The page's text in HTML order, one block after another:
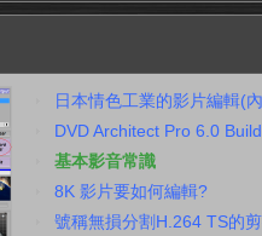
日本情色工業的影片編輯(
DVD Architect Pro 6.0
基本影音常識
8K 影片要如何編輯?
號稱無損分割H.264 TS的